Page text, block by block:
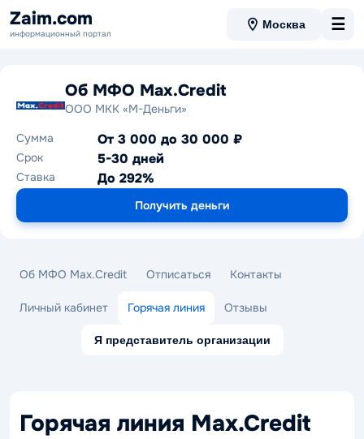
Zaim.com
информационный портал
Москва ☰
Об МФО Max.Credit
ООО МКК «М-Деньги»
Сумма
От 3 000 до 30 000 ₽
Срок 5-30 дней
Ставка До 292%
Получить деньги
Об МФО Max.Credit Отписаться Контакты
Личный кабинет Горячая линия Отзывы
Я представитель организации
Горячая линия Max.Credit